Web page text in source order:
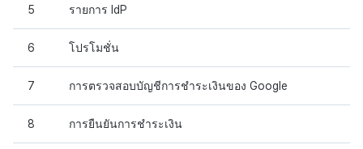
5 รายการ IdP
6 โปรโมชั่น
7 การตรวจสอบบัญชีการชำระเงินของ Google
8 การยืนยันการชำระเงิน